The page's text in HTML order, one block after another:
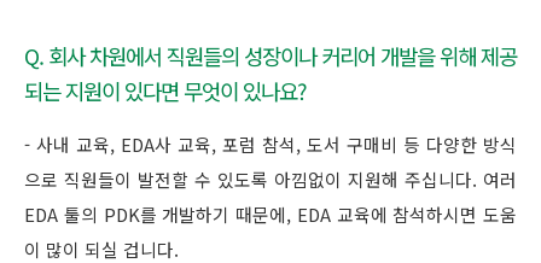
Q. 회사 차원에서 직원들의 성장이나 커리어 개발을 위해 제공
되는 지원이 있다면 무엇이 있나요?
- 사내 교육, EDA사 교육, 포럼 참석, 도서 구매비 등 다양한 방식
으로 직원들이 발전할 수 있도록 아낌없이 지원해 주십니다. 여러
EDA 툴의 PDK를 개발하기 때문에, EDA 교육에 참석하시면 도움
이 많이 되실 겁니다.